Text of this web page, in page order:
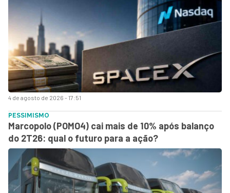
4 de agosto de 2026 - 17:51
PESSIMISMO
Marcopolo (POMO4) cai mais de 10% após balanço
do 2T26: qual o futuro para a ação?